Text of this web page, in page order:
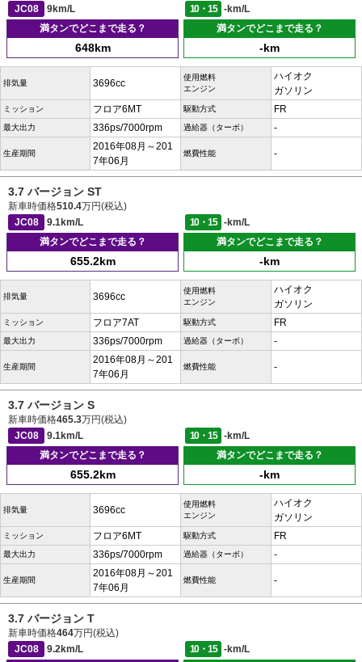
JC08
9km/L 10・15
-km/L
満タンでどこまで走る？
648km
満タンでどこまで走る？
-km
排気量 3696cc
使用燃料
エンジン
ハイオク
ガソリン
ミッション フロア6MT 駆動方式 FR
最大出力 336ps/7000rpm 過給器（ターボ） -
生産期間
2016年08月～201
7年06月
燃費性能 -
3.7 バージョン ST
新車時価格510.4万円(税込)
JC08
9.1km/L 10・15
-km/L
満タンでどこまで走る？
655.2km
満タンでどこまで走る？
-km
排気量 3696cc
使用燃料
エンジン
ハイオク
ガソリン
ミッション フロア7AT 駆動方式 FR
最大出力 336ps/7000rpm 過給器（ターボ） -
生産期間
2016年08月～201
7年06月
燃費性能 -
3.7 バージョン S
新車時価格465.3万円(税込)
JC08
9.1km/L 10・15
-km/L
満タンでどこまで走る？
655.2km
満タンでどこまで走る？
-km
排気量 3696cc
使用燃料
エンジン
ハイオク
ガソリン
ミッション フロア6MT 駆動方式 FR
最大出力 336ps/7000rpm 過給器（ターボ） -
生産期間
2016年08月～201
7年06月
燃費性能 -
3.7 バージョン T
新車時価格464万円(税込)
JC08
9.2km/L 10・15
-km/L